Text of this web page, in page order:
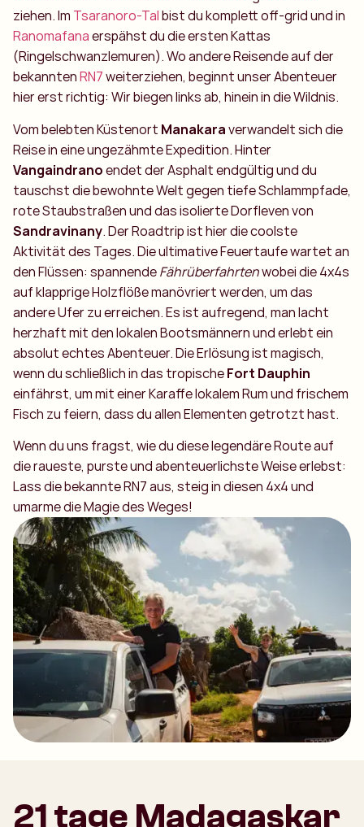
ziehen. Im Tsaranoro-Talbist du komplett off-grid und in
Ranomafanaerspähst du die ersten Kattas
(Ringelschwanzlemuren). Wo andere Reisende auf der
bekanntenRN7weiterziehen, beginnt unser Abenteuer
hier erst richtig: Wir biegen links ab, hinein in die Wildnis.
Vom belebten Küstenort Manakaraverwandelt sich die
Reise in eine ungezähmte Expedition. Hinter
Vangaindranoendet der Asphalt endgültig und du
tauschst die bewohnte Welt gegen tiefe Schlammpfade,
rote Staubstraßen und das isolierte Dorfleven von
Sandravinany. Der Roadtrip ist hier die coolste
Aktivität des Tages. Die ultimative Feuertaufe wartet an
den Flüssen: spannendeFährüberfahrtenwobei die 4x4s
auf klapprige Holzflöße manövriert werden, um das
andere Ufer zu erreichen. Es ist aufregend, man lacht
herzhaft mit den lokalen Bootsmännern und erlebt ein
absolut echtes Abenteuer. Die Erlösung ist magisch,
wenn du schließlich in das tropischeFort Dauphin
einfährst, um mit einer Karaffe lokalem Rum und frischem
Fisch zu feiern, dass du allen Elementen getrotzt hast.
Wenn du uns fragst, wie du diese legendäre Route auf
die raueste, purste und abenteuerlichste Weise erlebst:
Lass die bekannte RN7 aus, steig in diesen 4x4 und
umarme die Magie des Weges!
21 tage Madagaskar